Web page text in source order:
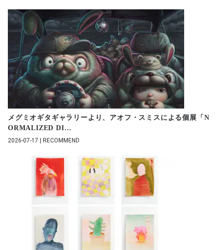
メグミオギタギャラリーより、アオフ・スミスによる個展「N
ORMALIZED DI…
2026-07-17 | RECOMMEND